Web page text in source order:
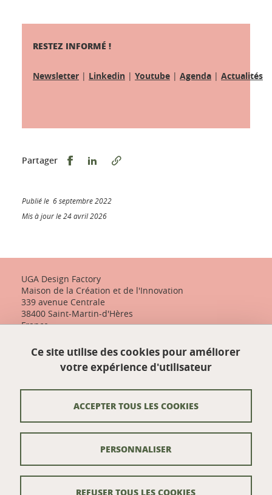
RESTEZ INFORMÉ !
Newsletter | Linkedin | Youtube | Agenda | Actualités
Partager Partager sur Facebook
Partager sur LinkedIn
Publié le 6 septembre 2022
Mis à jour le 24 avril 2026
UGA Design Factory
Maison de la Création et de l'Innovation
339 avenue Centrale
38400 Saint-Martin-d'Hères
France
+33 (0)4 57 04 10 55
designfactory-contact@univ-grenoble-alpes.fr
Nos actualités
Contact
Venir à UGA Design Factory
Crédits
Ce site utilise des cookies pour améliorer
votre expérience d'utilisateur
ACCEPTER TOUS LES COOKIES
REFUSER TOUS LES COOKIES
PERSONNALISER